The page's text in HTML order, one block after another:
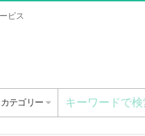
ビス
カテゴリー